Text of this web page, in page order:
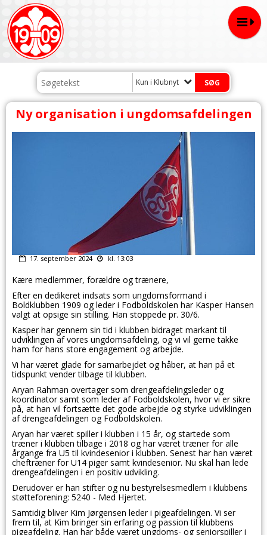
Kun i Klubnyt
Ny organisation i ungdomsafdelingen
17. september 2024 kl. 13:03
Kære medlemmer, forældre og trænere,
Efter en dedikeret indsats som ungdomsformand i
Boldklubben 1909 og leder i Fodboldskolen har Kasper Hansen
valgt at opsige sin stilling. Han stoppede pr. 30/6.
Kasper har gennem sin tid i klubben bidraget markant til
udviklingen af vores ungdomsafdeling, og vi vil gerne takke
ham for hans store engagement og arbejde.
Vi har været glade for samarbejdet og håber, at han på et
tidspunkt vender tilbage til klubben.
Aryan Rahman overtager som drengeafdelingsleder og
koordinator samt som leder af Fodboldskolen, hvor vi er sikre
på, at han vil fortsætte det gode arbejde og styrke udviklingen
af drengeafdelingen og Fodboldskolen.
Aryan har været spiller i klubben i 15 år, og startede som
træner i klubben tilbage i 2018 og har været træner for alle
årgange fra U5 til kvindesenior i klubben. Senest har han været
cheftræner for U14 piger samt kvindesenior. Nu skal han lede
drengeafdelingen i en positiv udvikling.
Derudover er han stifter og nu bestyrelsesmedlem i klubbens
støtteforening: 5240 - Med Hjertet.
Samtidig bliver Kim Jørgensen leder i pigeafdelingen. Vi ser
frem til, at Kim bringer sin erfaring og passion til klubbens
pigeafdeling. Han har både været ungdoms- og seniorspiller i